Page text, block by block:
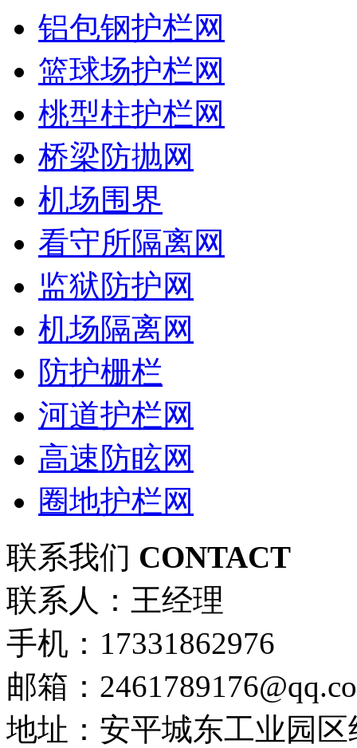
铝包钢护栏网
篮球场护栏网
桃型柱护栏网
桥梁防抛网
机场围界
看守所隔离网
监狱防护网
机场隔离网
防护栅栏
河道护栏网
高速防眩网
圈地护栏网
联系我们 CONTACT
联系人：王经理
手机：17331862976
邮箱：
地址：安平城东工业园区